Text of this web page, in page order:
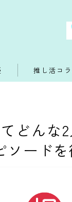
推し活コラ
どんな
ソード